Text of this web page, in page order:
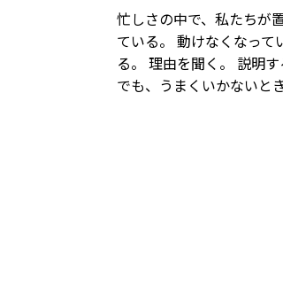
忙しさの中で、私たちが
ている。 動けなくなっ
る。 理由を聞く。 説明
でも、うまくいかないと